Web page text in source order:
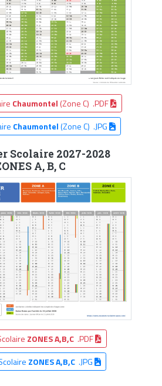
Chaumontel (Zone C) .PDF
Chaumontel(Zone C) .JPG
Scolaire 2027-2028
A, B, C
ZONES A,B,C .PDF
ZONES A,B,C.JPG